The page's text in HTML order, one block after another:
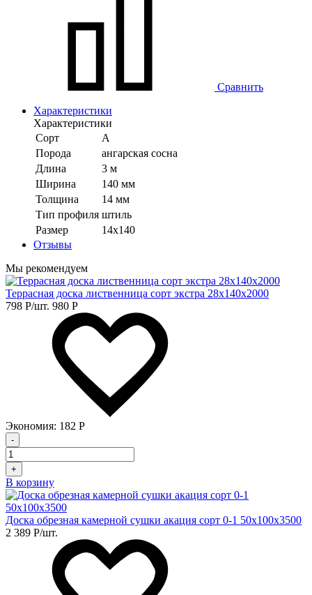
Сравнить
Характеристики
Характеристики
Сорт
А
Порода
ангарская сосна
Длина
3 м
Ширина
140 мм
Толщина
14 мм
Тип профиля штиль
Размер
14х140
Отзывы
Мы рекомендуем
Террасная доска лиственница сорт экстра 28х140х2000
798 Р/шт. 980 Р
Экономия: 182 Р
-
+
В корзину
Доска обрезная камерной сушки акация сорт 0-1 50х100х3500
2 389 Р/шт.